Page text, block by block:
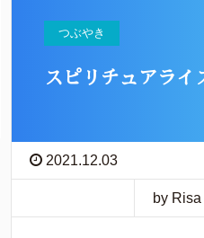
つぶやき
スピリチュアライ
2021.12.03
by